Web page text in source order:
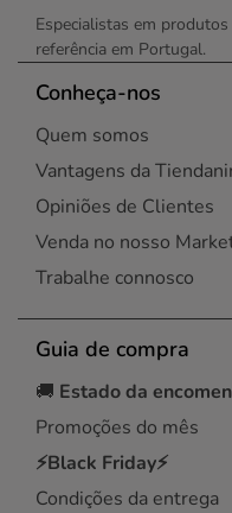
Especialistas em
referência em Portugal.
Conheça-nos
Quem somos
Vantagens da
Opiniões de Clientes
Venda no nosso
Trabalhe connosco
Guia de compra
🚚 Estado da
Promoções do mês
⚡Black Friday⚡
Condições da entrega